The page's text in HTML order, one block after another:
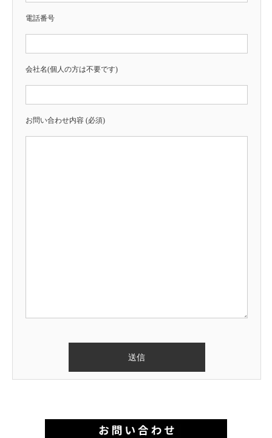
電話番号
会社名(個人の方は不要です)
お問い合わせ内容 (必須)